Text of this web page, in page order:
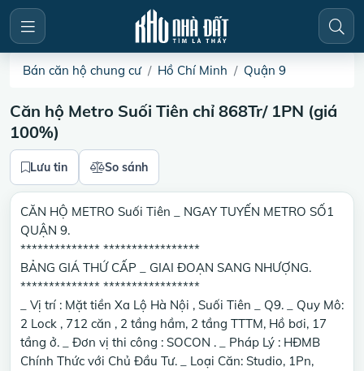
Bán căn hộ chung cư Hồ Chí Minh Quận 9
Căn hộ Metro Suối Tiên chỉ 868Tr/ 1PN (giá
100%)
Lưu tin So sánh
CĂN HỘ METRO Suối Tiên _ NGAY TUYẾN METRO SỐ1
QUẬN 9.
************** *****************
BẢNG GIÁ THỨ CẤP _ GIAI ĐOẠN SANG NHƯỢNG.
************** *****************
_ Vị trí : Mặt tiền Xa Lộ Hà Nội , Suối Tiên _ Q9. _ Quy Mô:
2 Lock , 712 căn , 2 tầng hầm, 2 tầng TTTM, Hồ bơi, 17
tầng ở. _ Đơn vị thi công : SOCON . _ Pháp Lý : HĐMB
Chính Thức với Chủ Đầu Tư. _ Loại Căn: Studio, 1Pn,